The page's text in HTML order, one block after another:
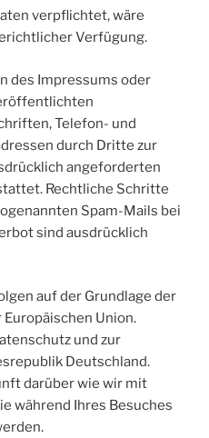
verpflichtet, wäre
Verfügung.
des Impressums oder
Telefon- und
durch Dritte zur
angeforderten
Rechtliche Schritte
Spam-Mails bei
sind ausdrücklich
auf der Grundlage der
Union.
und zur
Deutschland.
darüber wie wir mit
während Ihres Besuches